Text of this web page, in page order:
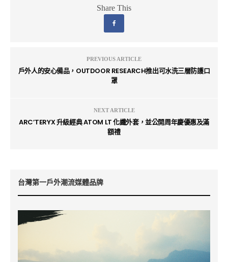
Share This
PREVIOUS ARTICLE
戶外人的安心備品，OUTDOOR RESEARCH推出可水洗三層防護口
罩
NEXT ARTICLE
ARC’TERYX 升級經典 ATOM LT 化纖外套，並公開周年慶優惠及滿
額禮
台灣第一戶外潮流媒體品牌